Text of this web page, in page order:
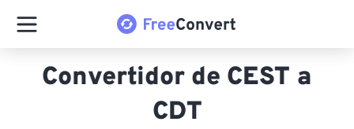
Convertidor de CEST a
CDT